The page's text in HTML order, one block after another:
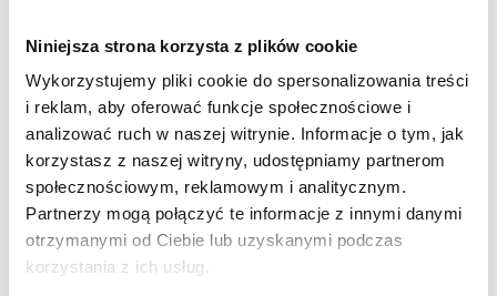
Niniejsza strona korzysta z plików cookie
Wykorzystujemy pliki cookie do spersonalizowania treści
i reklam, aby oferować funkcje społecznościowe i
analizować ruch w naszej witrynie. Informacje o tym, jak
korzystasz z naszej witryny, udostępniamy partnerom
społecznościowym, reklamowym i analitycznym.
Partnerzy mogą połączyć te informacje z innymi danymi
otrzymanymi od Ciebie lub uzyskanymi podczas
korzystania z ich usług.
Relacja z webinarium: Elektroniczny obieg dokumentów –
dlaczego warto inwestować i rozwijać wewnętrzne
kompetencje na Uczelniach